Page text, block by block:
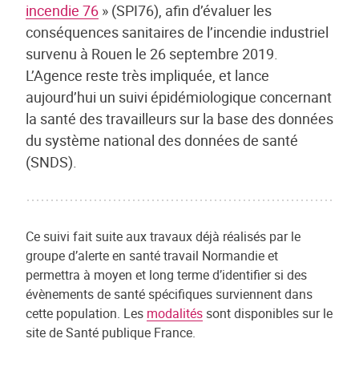
incendie 76 » (SPI76), afin d’évaluer les
conséquences sanitaires de l’incendie industriel
survenu à Rouen le 26 septembre 2019.
L’Agence reste très impliquée, et lance
aujourd’hui un suivi épidémiologique concernant
la santé des travailleurs sur la base des données
du système national des données de santé
(SNDS).
Ce suivi fait suite aux travaux déjà réalisés par le
groupe d’alerte en santé travail Normandie et
permettra à moyen et long terme d’identifier si des
évènements de santé spécifiques surviennent dans
cette population. Les modalités sont disponibles sur le
site de Santé publique France.